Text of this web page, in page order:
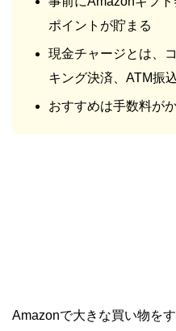
ポイントが貯まる
現金チャージとは、
キング決済、ATM振
おすすめは手数料が
Amazonで大きな買い物をす